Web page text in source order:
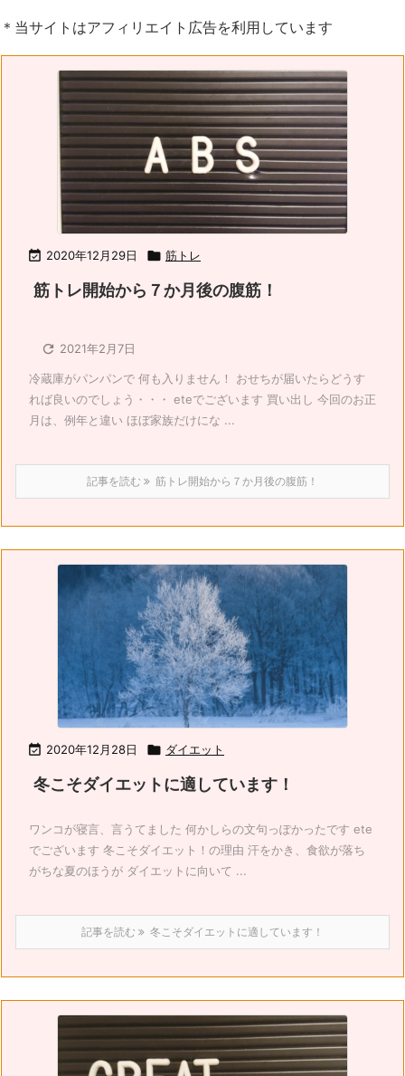
＊当サイトはアフィリエイト広告を利用しています
 2020年12月29日  筋トレ
筋トレ開始から７か月後の腹筋！
 2021年2月7日
冷蔵庫がパンパンで 何も入りません！ おせちが届いたらどうす
れば良いのでしょう・・・ eteでございます 買い出し 今回のお正
月は、例年と違い ほぼ家族だけにな ...
記事を読む 筋トレ開始から７か月後の腹筋！
 2020年12月28日  ダイエット
冬こそダイエットに適しています！
ワンコが寝言、言うてました 何かしらの文句っぽかったです ete
でございます 冬こそダイエット！の理由 汗をかき、食欲が落ち
がちな夏のほうが ダイエットに向いて ...
記事を読む 冬こそダイエットに適しています！